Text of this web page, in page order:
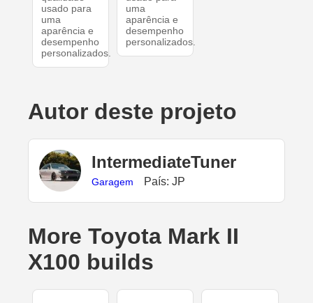
usado para
uma
aparência e
desempenho
personalizados.
uma
aparência e
desempenho
personalizados.
Autor deste projeto
IntermediateTuner
Garagem País: JP
More Toyota Mark II
X100 builds